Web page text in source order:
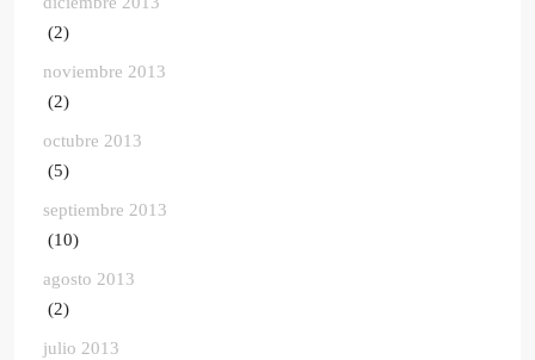
(2)
noviembre 2013
(2)
octubre 2013
(5)
septiembre 2013
(10)
agosto 2013
(2)
julio 2013